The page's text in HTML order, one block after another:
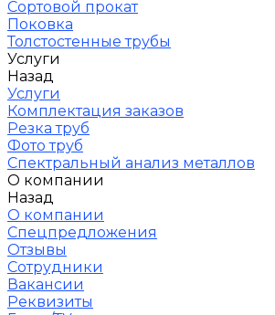
Сортовой прокат
Поковка
Толстостенные трубы
Услуги
Назад
Услуги
Комплектация заказов
Резка труб
Фото труб
Спектральный анализ металлов
О компании
Назад
О компании
Спецпредложения
Отзывы
Сотрудники
Вакансии
Реквизиты